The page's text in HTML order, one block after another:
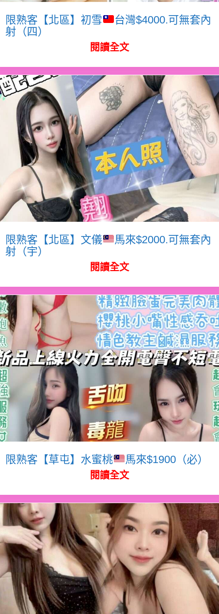
限熟客【北區】初雪
台灣$4000.可無套內
射（四）
閱讀全文
限熟客【北區】文儀
馬來$2000.可無套內
射（宇）
閱讀全文
限熟客【草屯】水蜜桃 馬來$1900（必）
閱讀全文